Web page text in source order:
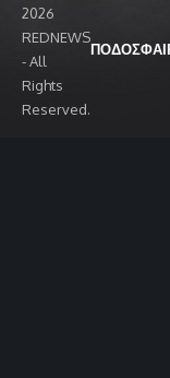
2026
REDNEWS
- All
Rights
Reserved.